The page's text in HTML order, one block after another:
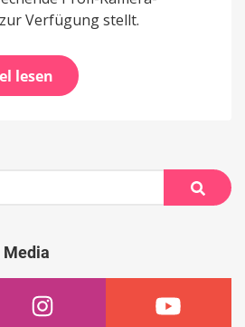
Verfügung stellt.
lesen
Suche
Media